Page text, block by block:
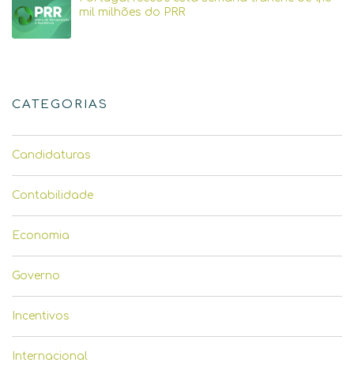
mil milhões do PRR
CATEGORIAS
Candidaturas
Contabilidade
Economia
Governo
Incentivos
Internacional